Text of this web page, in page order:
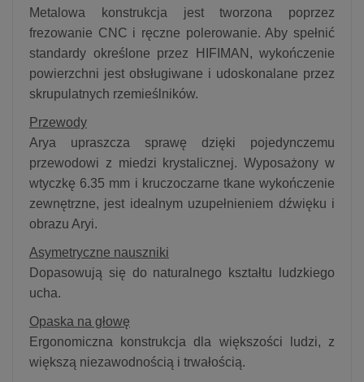
Metalowa konstrukcja jest tworzona poprzez
frezowanie CNC i ręczne polerowanie. Aby spełnić
standardy określone przez HIFIMAN, wykończenie
powierzchni jest obsługiwane i udoskonalane przez
skrupulatnych rzemieślników.
Przewody
Arya upraszcza sprawę dzięki pojedynczemu
przewodowi z miedzi krystalicznej. Wyposażony w
wtyczkę 6.35 mm i kruczoczarne tkane wykończenie
zewnętrzne, jest idealnym uzupełnieniem dźwięku i
obrazu Aryi.
Asymetryczne nauszniki
Dopasowują się do naturalnego kształtu ludzkiego
ucha.
Opaska na głowę
Ergonomiczna konstrukcja dla większości ludzi, z
większą niezawodnością i trwałością.